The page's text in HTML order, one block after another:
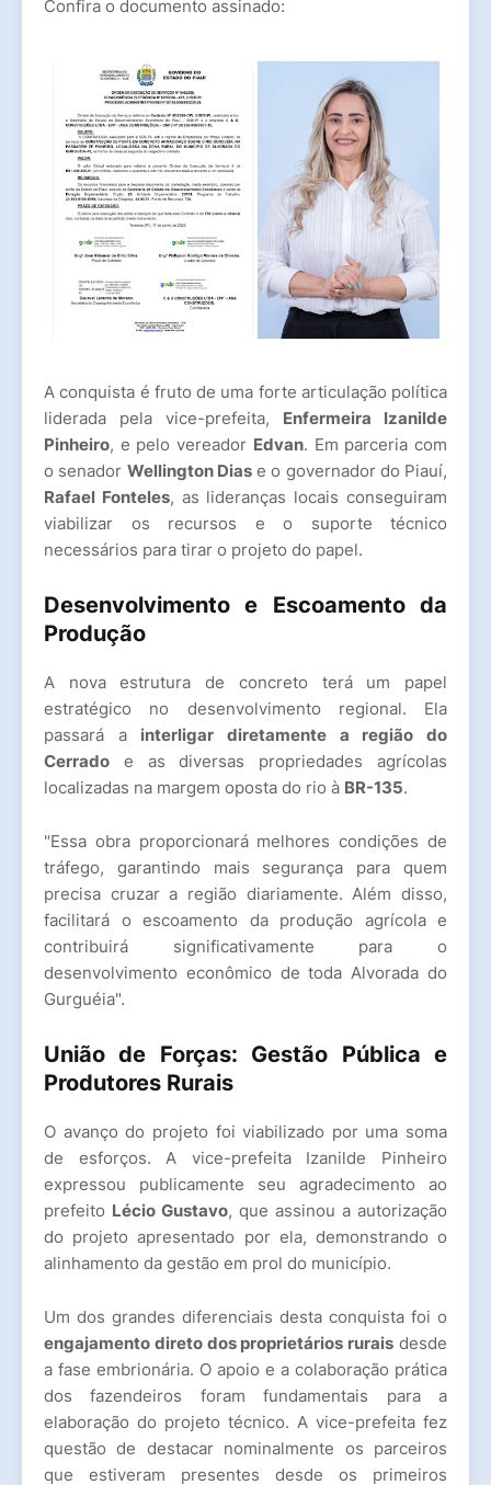
Confira o documento assinado:
A conquista é fruto de uma forte articulação política
liderada pela vice-prefeita, Enfermeira Izanilde
Pinheiro, e pelo vereador Edvan. Em parceria com
o senador Wellington Diase o governador do Piauí,
Rafael Fonteles, as lideranças locais conseguiram
viabilizar os recursos e o suporte técnico
necessários para tirar o projeto do papel.
Desenvolvimento e Escoamento da
Produção
A nova estrutura de concreto terá um papel
estratégico no desenvolvimento regional. Ela
passará a interligar diretamente a região do
Cerrado e as diversas propriedades agrícolas
localizadas na margem oposta do rio à BR-135.
"Essa obra proporcionará melhores condições de
tráfego, garantindo mais segurança para quem
precisa cruzar a região diariamente. Além disso,
facilitará o escoamento da produção agrícola e
contribuirá significativamente para o
desenvolvimento econômico de toda Alvorada do
Gurguéia".
União de Forças: Gestão Pública e
Produtores Rurais
O avanço do projeto foi viabilizado por uma soma
de esforços. A vice-prefeita Izanilde Pinheiro
expressou publicamente seu agradecimento ao
prefeito Lécio Gustavo, que assinou a autorização
do projeto apresentado por ela, demonstrando o
alinhamento da gestão em prol do município.
Um dos grandes diferenciais desta conquista foi o
engajamento direto dos proprietários rurais desde
a fase embrionária. O apoio e a colaboração prática
dos fazendeiros foram fundamentais para a
elaboração do projeto técnico. A vice-prefeita fez
questão de destacar nominalmente os parceiros
que estiveram presentes desde os primeiros